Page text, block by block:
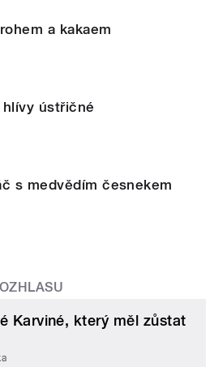
a kakaem
hlívy ústřičné
s medvědím česnekem
Karviné, který měl zůstat